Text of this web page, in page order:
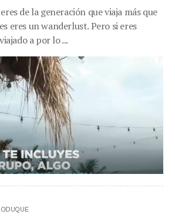
de la generación que viaja más que
eres un wanderlust. Pero si eres
a por lo ...